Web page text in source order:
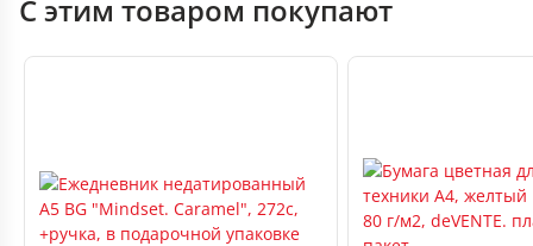
С этим товаром покупают